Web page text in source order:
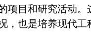
项目和研究活动
，也是培养现代